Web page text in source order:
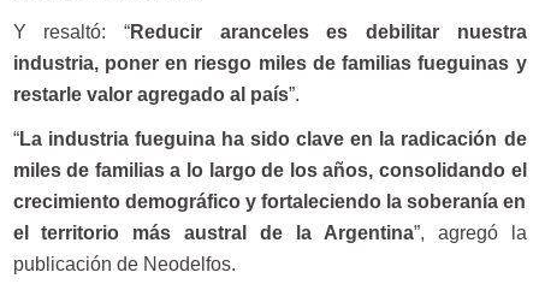
Y resaltó: “Reducir aranceles es debilitar nuestra
industria, poner en riesgo miles de familias fueguinas y
restarle valor agregado al país”.
“La industria fueguina ha sido clave en la radicación de
miles de familias a lo largo de los años, consolidando el
crecimiento demográfico y fortaleciendo la soberanía en
el territorio más austral de la Argentina”, agregó la
publicación de Neodelfos.